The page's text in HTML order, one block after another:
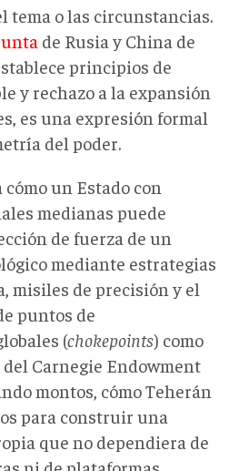
tema o las circunstancias.
de Rusia y China de
principios de
y rechazo a la expansión
es una expresión formal
del poder.
un Estado con
medianas puede
de fuerza de un
mediante estrategias
misiles de precisión y el
puntos de
(chokepoints) como
Carnegie Endowment
montos, cómo Teherán
para construir una
que no dependiera de